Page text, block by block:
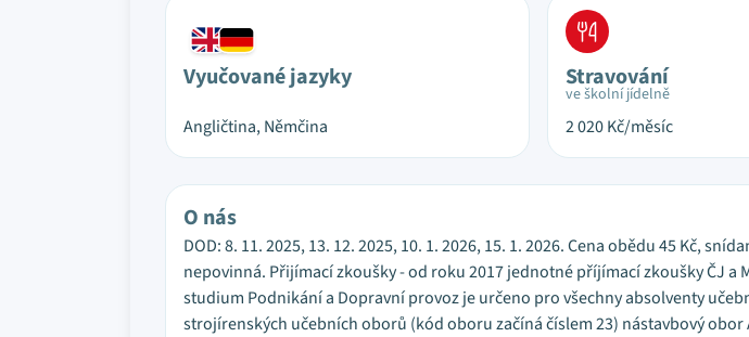
Vyučované jazyky
Angličtina, Němčina
Stravování
ve školní jídelně
2 020Kč/měsíc
O nás
DOD: 8. 11. 2025, 13. 12. 2025, 10. 1. 2026, 15. 1. 2026. Cena obědu 45 Kč,
nepovinná. Přijímací zkoušky - od roku 2017 jednotné příjímací zkoušky ČJ
studium Podnikání a Dopravní provoz je určeno pro všechny absolventy
strojírenských učebních oborů (kód oboru začíná číslem 23) nástavbový